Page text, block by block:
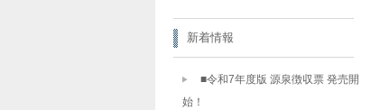
新着情報
■令和7年度版 源泉徴収票 発売開
始！